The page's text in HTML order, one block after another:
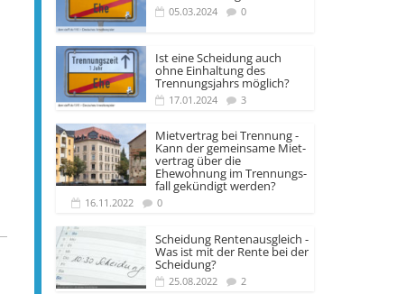
05.03.2024 0
Ist eine Scheidung auch
ohne Einhaltung des
Trennungsjahrs möglich?
17.01.2024 3
Mietvertrag bei Trennung -
Kann der gemeinsame Miet­
vertrag über die
Ehewohnung im Trennungs­
fall gekündigt werden?
16.11.2022 0
Scheidung Rentenausgleich -
Was ist mit der Rente bei der
Scheidung?
25.08.2022 2